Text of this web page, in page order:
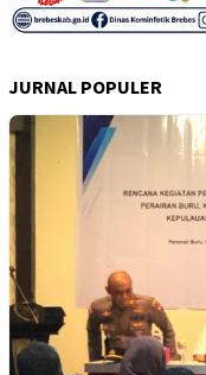
JURNAL POPULER